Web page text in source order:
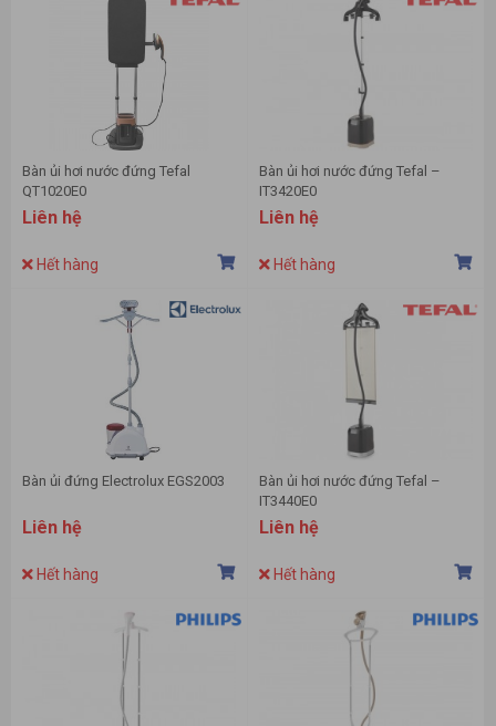
Bàn ủi hơi nước đứng Tefal
QT1020E0
Liên hệ
Hết hàng
Bàn ủi hơi nước đứng Tefal –
IT3420E0
Liên hệ
Hết hàng
Bàn ủi đứng Electrolux EGS2003
Liên hệ
Hết hàng
Bàn ủi hơi nước đứng Tefal –
IT3440E0
Liên hệ
Hết hàng